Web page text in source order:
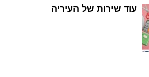
עוד שירות של העיריה